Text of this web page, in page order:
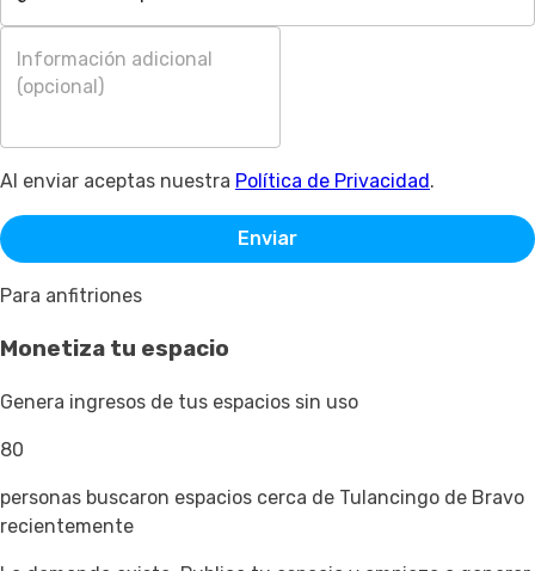
Al enviar aceptas nuestra Política de Privacidad.
Enviar
Para anfitriones
Monetiza tu espacio
Genera ingresos de tus espacios sin uso
80
personas buscaron espacios cerca de Tulancingo de Bravo
recientemente